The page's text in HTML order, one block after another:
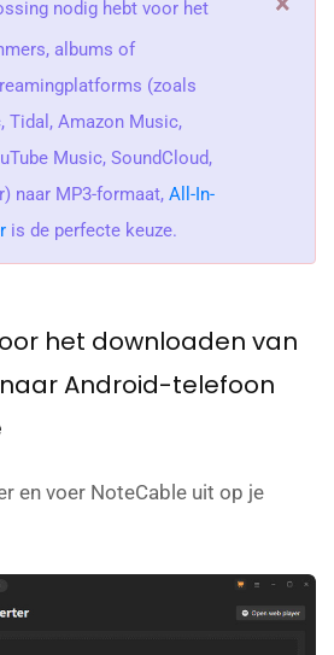
nodig hebt voor het
albums of
(zoals
Tidal, Amazon Music,
Music, SoundCloud,
naar MP3-formaat, All-In-
is de perfecte keuze.
het downloaden van
Android-telefoon
en voer NoteCable uit op je